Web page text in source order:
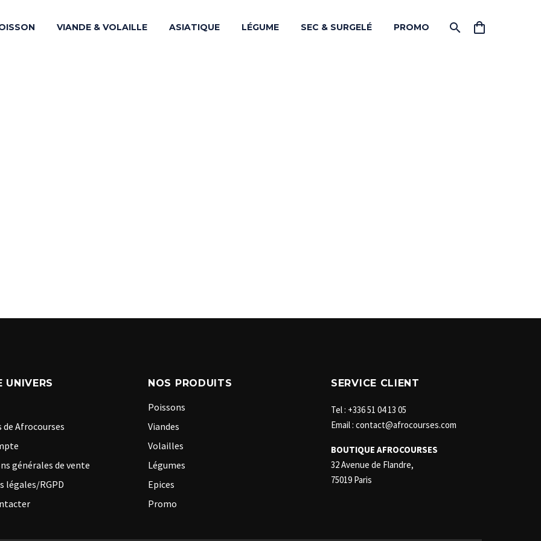
VIANDE & VOLAILLE ASIATIQUE LÉGUME SEC & SURGELÉ PROMO
UNIVERS
de Afrocourses
générales de vente
légales/RGPD
NOS PRODUITS
Poissons
Viandes
Volailles
Légumes
Epices
Promo
SERVICE CLIENT
Tel : +336 51 04 13 05
Email : contact@afrocourses.com
BOUTIQUE AFROCOURSES
32 Avenue de Flandre,
75019 Paris